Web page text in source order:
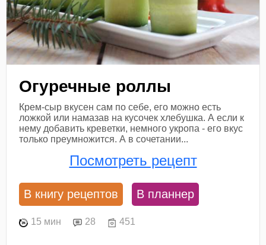
Огуречные роллы
Крем-сыр вкусен сам по себе, его можно есть
ложкой или намазав на кусочек хлебушка. А если к
нему добавить креветки, немного укропа - его вкус
только преумножится. А в сочетании...
Посмотреть рецепт
В книгу рецептов В планнер
15 мин 28 451